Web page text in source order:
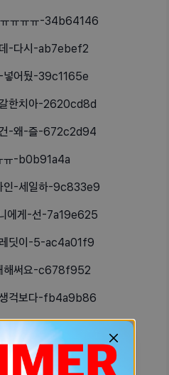
ㅠㅠㅠ-34b64146
데-다시-ab7ebef2
넣어뒀-39c1165e
한치아-2620cd8d
건-왜-즐-672c2d94
ㅠ-b0b91a4a
인-세일하-9c833e9
에게-선-7a19e625
레딧이-5-ac4a01f9
해써요-c678f952
생걱보다-fb4a9b86
-어제-bc933084
는걸-자-60faf6a